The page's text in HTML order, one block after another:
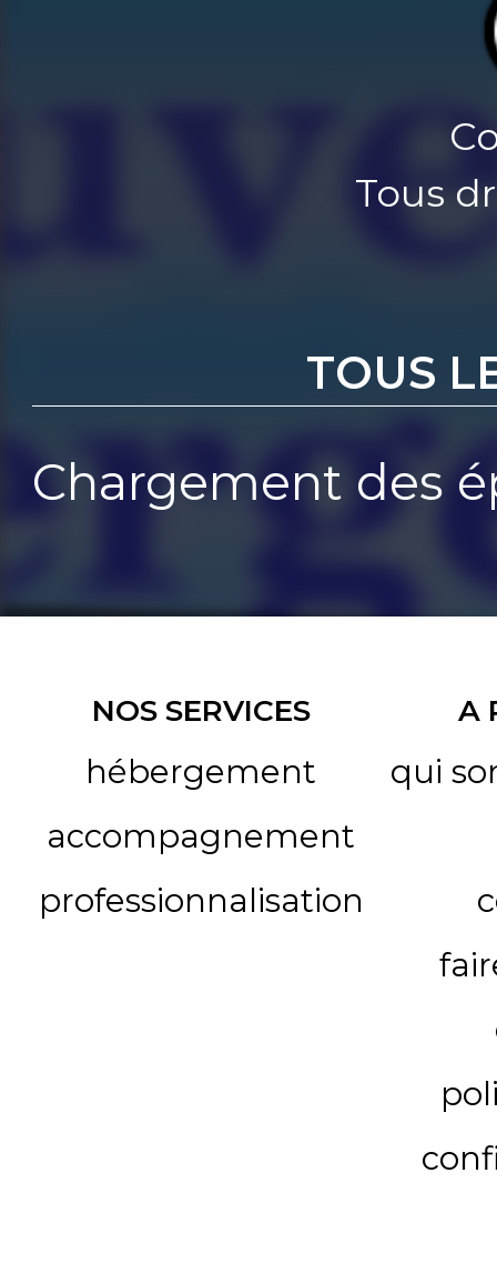
Tous
TOUS
Chargement des
NOS SERVICES
hébergement
accompagnement
professionnalisation
A
qui